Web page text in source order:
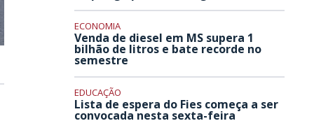
ECONOMIA
Venda de diesel em MS supera 1
bilhão de litros e bate recorde no
semestre
EDUCAÇÃO
Lista de espera do Fies começa a ser
convocada nesta sexta-feira